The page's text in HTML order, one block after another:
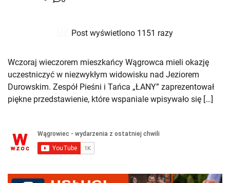
Post wyświetlono 1151 razy
Wczoraj wieczorem mieszkańcy Wągrowca mieli okazję
uczestniczyć w niezwykłym widowisku nad Jeziorem
Durowskim. Zespół Pieśni i Tańca „ŁANY” zaprezentował
piękne przedstawienie, które wspaniale wpisywało się […]